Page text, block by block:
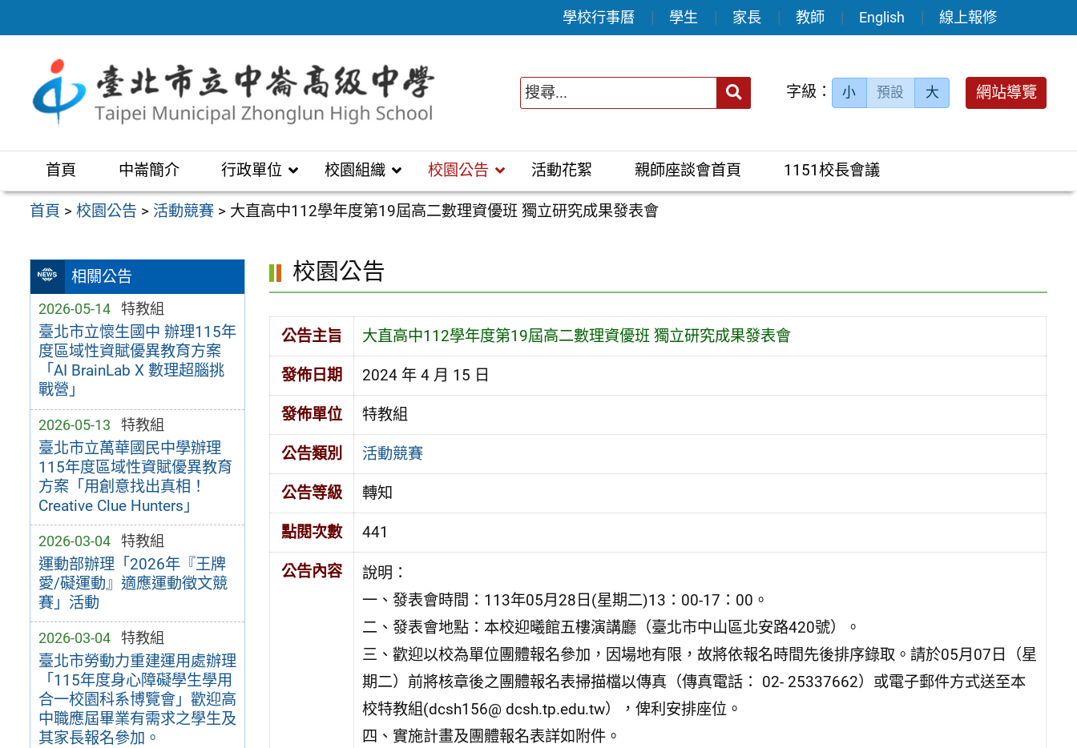
至
區
學校行事曆 學生 家長 教師 English 線上報修
送出 字級： 小 預設 大 網站導覽
首頁 中崙簡介 行政單位 校園組織 校園公告 活動花絮 親師座談會首頁 1151校長會議
首頁 >校園公告 > 活動競賽 > 大直高中112學年度第19屆高二數理資優班 獨立研究成果發表會
相關公告
2026-05-14 特教組
臺北市立懷生國中 辦理115年
度區域性資賦優異教育方案
「AI BrainLab X 數理超腦挑
戰營」
2026-05-13 特教組
臺北市立萬華國民中學辦理
115年度區域性資賦優異教育
方案「用創意找出真相！
Creative Clue Hunters」
2026-03-04 特教組
運動部辦理「2026年『王牌
愛/礙運動』適應運動徵文競
賽」活動
2026-03-04 特教組
臺北市勞動力重建運用處辦理
「115年度身心障礙學生學用
合一校園科系博覽會」歡迎高
中職應屆畢業有需求之學生及
其家長報名參加。
校園公告
公告主旨 大直高中112學年度第19屆高二數理資優班 獨立研究成果發表會
發佈日期 2024 年 4 月 15 日
發佈單位 特教組
公告類別 活動競賽
公告等級 轉知
點閱次數 441
公告內容
說明：
一、發表會時間：113年05月28日(星期二)13：00-17：00。
二、發表會地點：本校迎曦館五樓演講廳（臺北市中山區北安路420號）。
三、歡迎以校為單位團體報名參加，因場地有限，故將依報名時間先後排序錄取。請於05月07日（星
期二）前將核章後之團體報名表掃描檔以傳真（傳真電話： 02- 25337662）或電子郵件方式送至本
校特教組(dcsh156@ dcsh.tp.edu.tw），俾利安排座位。
四、實施計畫及團體報名表詳如附件。